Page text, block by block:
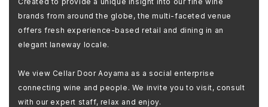
brands from around the globe, the multi-faceted venue
offers fresh experience-based retail and dining in an
elegant laneway locale.
We view Cellar Door Aoyama as a social enterprise
connecting wine and people. We invite you to visit, consult
with our expert staff, relax and enjoy.